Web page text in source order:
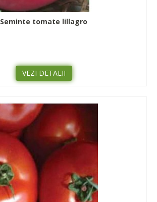
Seminte tomate lillagro
VEZI DETALII